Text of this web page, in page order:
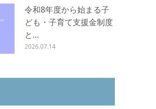
令和8年度から始まる子
ども・子育て支援金制度
と…
2026.07.14